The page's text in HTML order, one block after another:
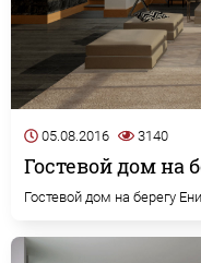
05.08.2016 3140
Гостевой дом на
Гостевой дом на берегу